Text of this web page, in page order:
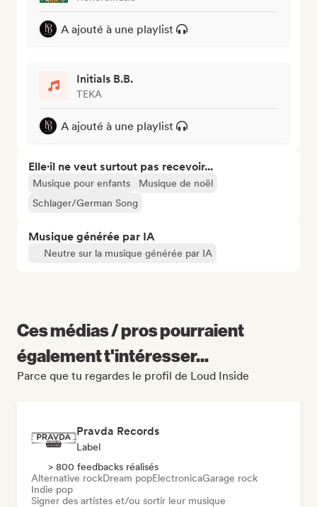
A ajouté à une playlist
Initials B.B.
TEKA
A ajouté à une playlist
Elle·il ne veut surtout pas recevoir...
Musique pour enfants
Musique de noël
Schlager/German Song
Musique générée par IA
Neutre sur la musique générée par IA
Ces médias / pros pourraient
également t'intéresser...
Parce que tu regardes le profil de Loud Inside
Pravda Records
Label
> 800 feedbacks réalisés
Alternative rockDream popElectronicaGarage rock
Indie pop
Signer des artistes et/ou sortir leur musique